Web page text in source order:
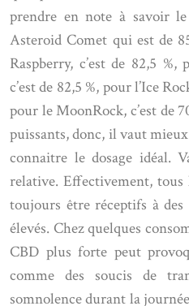
prendre en note à savoir
Asteroid Comet qui est de
Raspberry, c’est de 82,5
c’est de 82,5 %, pour l’Ice
pour le MoonRock, c’est de
puissants, donc, il vaut
connaitre le dosage idéal.
relative. Effectivement, tous
toujours être réceptifs à
élevés. Chez quelques
CBD plus forte peut
comme des soucis de
somnolence durant la